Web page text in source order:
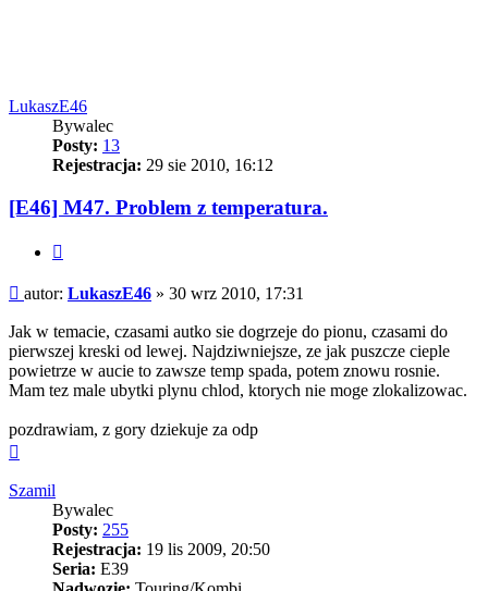
LukaszE46
Bywalec
Posty: 13
Rejestracja: 29 sie 2010, 16:12
[E46] M47. Problem z temperatura.
Post
autor: LukaszE46 » 30 wrz 2010, 17:31
Jak w temacie, czasami autko sie dogrzeje do pionu, czasami do
pierwszej kreski od lewej. Najdziwniejsze, ze jak puszcze cieple
powietrze w aucie to zawsze temp spada, potem znowu rosnie.
Mam tez male ubytki plynu chlod, ktorych nie moge zlokalizowac.
pozdrawiam, z gory dziekuje za odp
Szamil
Bywalec
Posty: 255
Rejestracja: 19 lis 2009, 20:50
Seria: E39